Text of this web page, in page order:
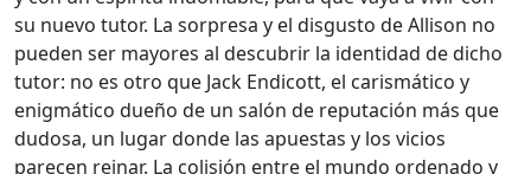
su nuevo tutor. La sorpresa y el disgusto de Allison no
pueden ser mayores al descubrir la identidad de dicho
tutor: no es otro que Jack Endicott, el carismático y
enigmático dueño de un salón de reputación más que
dudosa, un lugar donde las apuestas y los vicios
parecen reinar. La colisión entre el mundo ordenado y